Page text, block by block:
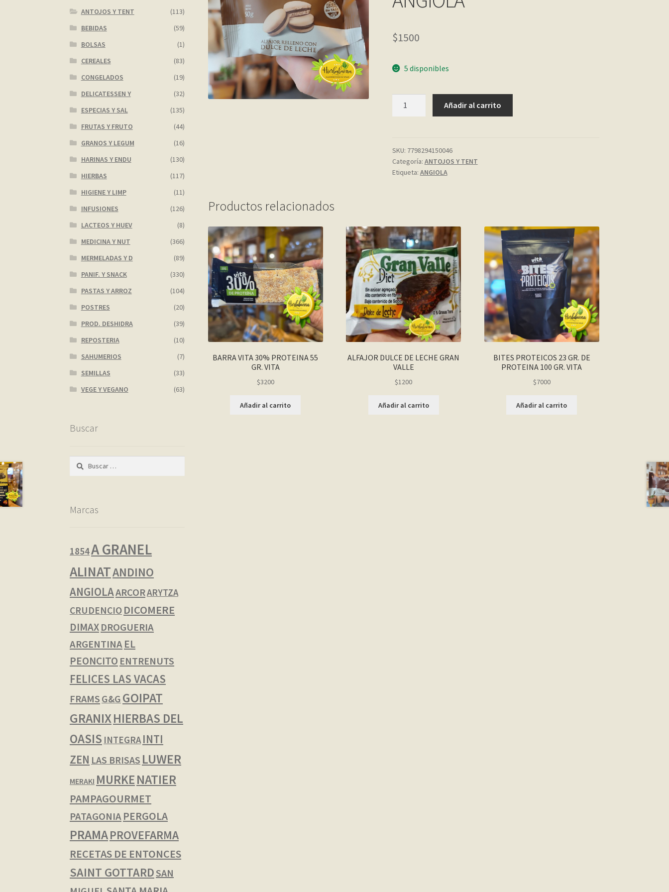
$1500
5 disponibles
LECHE
S//TACC
50
Añadir al carrito
SKU: 7798294150046
Categoría: ANTOJOS Y TENT
Etiqueta: ANGIOLA
Productos relacionados
BARRA VITA 30% PROTEINA 55
GR. VITA
$3200
Añadir al carrito
ALFAJOR DULCE DE LECHE GRAN
VALLE
$1200
Añadir al carrito
BITES PROTEICOS 23 GR. DE
PROTEINA 100 GR. VITA
$7000
Añadir al carrito
ANTOJOS Y TENT
(113)
BEBIDAS
(59)
BOLSAS
(1)
CEREALES
(83)
CONGELADOS
(19)
DELICATESSEN Y
(32)
ESPECIAS Y SAL
(135)
FRUTAS Y FRUTO
(44)
GRANOS Y LEGUM
(16)
HARINAS Y ENDU
(130)
HIERBAS
(117)
HIGIENE Y LIMP
(11)
INFUSIONES
(126)
LACTEOS Y HUEV
(8)
MEDICINA Y NUT
(366)
MERMELADAS Y D
(89)
PANIF. Y SNACK
(330)
PASTAS Y ARROZ
(104)
POSTRES
(20)
PROD. DESHIDRA
(39)
REPOSTERIA
(10)
SAHUMERIOS
(7)
SEMILLAS
(33)
VEGE Y VEGANO
(63)
Buscar
Buscar:
Marcas
1854A GRANEL
ALINATANDINO
ANGIOLAARCORARYTZA
CRUDENCIO DICOMERE
DIMAXDROGUERIA
ARGENTINAEL
PEONCITO ENTRENUTS
FELICES LAS VACAS
FRAMS G&G GOIPAT
GRANIXHIERBAS DEL
OASIS INTEGRA INTI
ZEN LAS BRISAS LUWER
MERAKI MURKENATIER
PAMPAGOURMET
PATAGONIAPERGOLA
PRAMAPROVEFARMA
RECETAS DE ENTONCES
SAINT GOTTARDSAN